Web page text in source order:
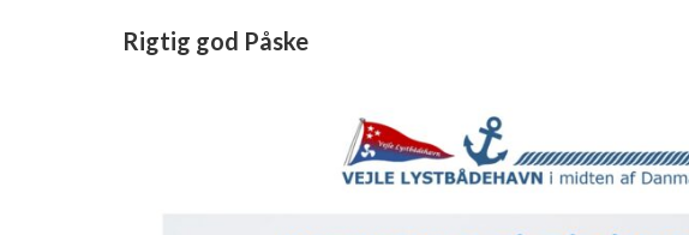
Rigtig god Påske